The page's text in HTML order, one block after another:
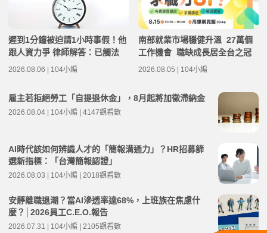
遲到1分鐘被迫請1小時事假！他
跟人資力爭 律師解答：已觸法
2026.08.06 | 104小編
南部就業市場穩健升溫 27萬個
工作機會 職缺成長居全台之冠
2026.08.05 | 104小編
雇主若拒絕勞工「自提退休金」，8月起將加徵滯納金
2026.08.04 | 104小編 | 4147觀看數
AI時代該如何辨識人才的「簡報溝通力」？HR招募篩
選新指標：「台灣簡報認證」
2026.08.03 | 104小編 | 2018觀看數
安靜離職退潮？當AI滲透率達68%，上班族在焦慮什
麼？│2026員工C.E.O.報告
2026.07.31 | 104小編 | 2105觀看數